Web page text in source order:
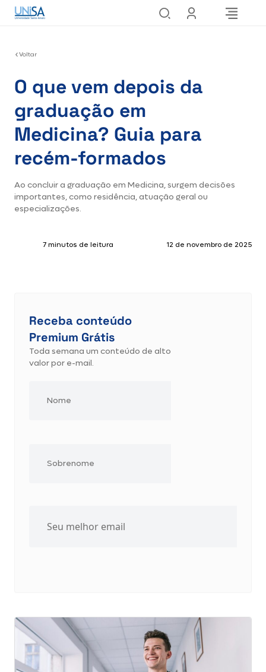
Voltar
O que vem depois da
graduação em
Medicina? Guia para
recém-formados
Ao concluir a graduação em Medicina, surgem decisões
importantes, como residência, atuação geral ou
especializações.
7 minutos de leitura 12 de novembro de 2025
Receba conteúdo
Premium Grátis
Toda semana um conteúdo de alto
valor por e-mail.